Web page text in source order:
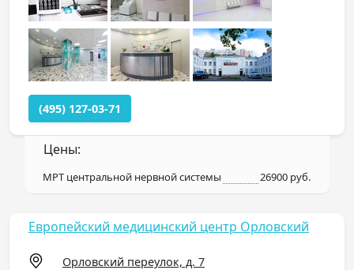
(495) 127-03-71
Цены:
МРТ центральной нервной системы 26900 руб.
Европейский медицинский центр Орловский
Орловский переулок, д. 7